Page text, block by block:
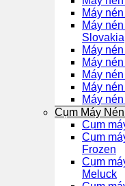
Máy
Máy
Slovakia
Máy
Máy
Máy
Máy
Máy
Cụm Máy
Cụm
Cụm
Frozen
Cụm
Meluck